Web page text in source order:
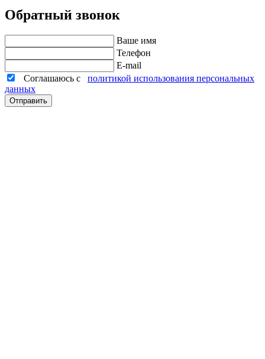
Обратный звонок
Ваше имя
Телефон
E-mail
Соглашаюсь с политикой использования персональных
данных
Отправить